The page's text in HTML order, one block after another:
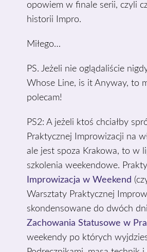
opowiem w finale serii, czyli
historii Impro.
Miłego…
PS. Jeżeli nie oglądaliście
Whose Line, is it Anyway, to
polecam!
PS2: A jeżeli ktoś chciałby
Praktycznej Improwizacji na
ale jest spoza Krakowa, to w
szkolenia weekendowe.
Improwizacja w Weekend
Warsztaty Praktycznej
skondensowane do dwóch
Zachowania Statusowe w
weekendy po których